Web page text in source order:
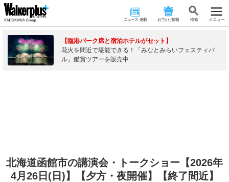
ニュース･連載 おでかけ情報 検 索 メニュー
【臨港パーク席と宿泊ホテルがセット】
花火を間近で堪能できる！「みなとみらいフェスティバ
ル」鑑賞ツアーを販売中
北海道函館市の講演会・トークショー【2026年
4月26日(日)】【夕方・夜開催】【終了間近】